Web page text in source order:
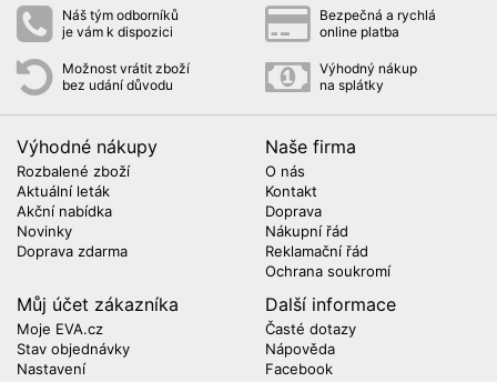
Náš tým odborníků
je vám k dispozici
Bezpečná a rychlá
online platba
Možnost vrátit zboží
bez udání důvodu
Výhodný nákup
na splátky
Výhodné nákupy
Rozbalené zboží
Aktuální leták
Akční nabídka
Novinky
Doprava zdarma
Naše firma
O nás
Kontakt
Doprava
Nákupní řád
Reklamační řád
Ochrana soukromí
Můj účet zákazníka
Moje EVA.cz
Stav objednávky
Nastavení
Další informace
Časté dotazy
Nápověda
Facebook